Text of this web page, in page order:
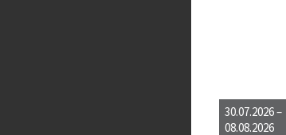
30.07.2026 –
08.08.2026